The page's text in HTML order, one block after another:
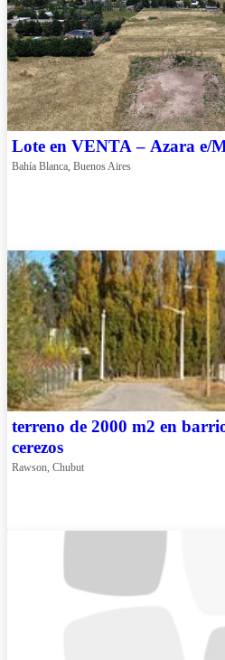
Lote en VENTA – Azara e/
Bahía Blanca, Buenos Aires
terreno de 2000 m2 en
cerezos
Rawson, Chubut